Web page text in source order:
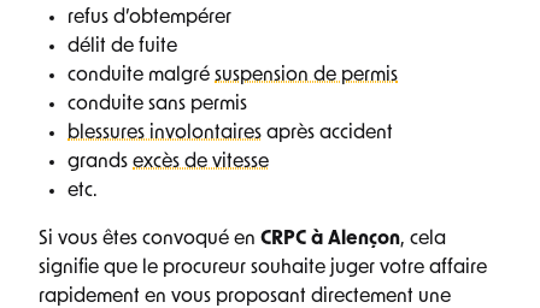
refus d’obtempérer
délit de fuite
conduite malgré suspension de permis
conduite sans permis
blessures involontaires après accident
grands excès de vitesse
etc.
Si vous êtes convoqué en CRPC à Alençon, cela
signifie que le procureur souhaite juger votre affaire
rapidement en vous proposant directement une